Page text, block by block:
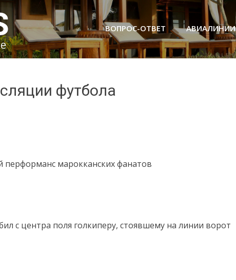
АВИАЛИНИИ
ВОПРОС-ОТВЕТ
футбола
марокканских фанатов
с центра поля голкиперу, стоявшему на линии ворот